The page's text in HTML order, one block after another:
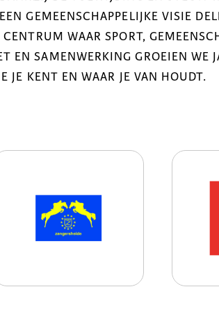
GEMEENSCHAPPELIJKE VISIE
WAAR SPORT,
EN SAMENWERKING GROEIEN WE
JE KENT EN WAAR JE VAN HOUDT.